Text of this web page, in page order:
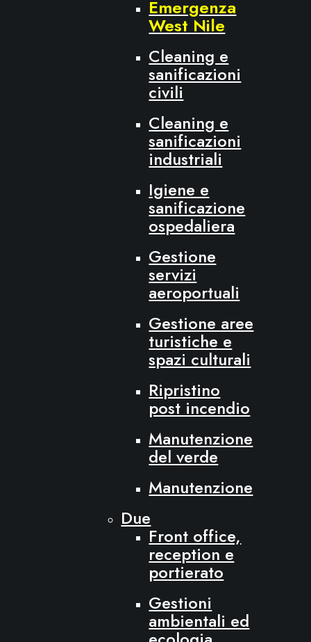
Emergenza
West Nile
Cleaning e
sanificazioni
civili
Cleaning e
sanificazioni
industriali
Igiene e
sanificazione
ospedaliera
Gestione
servizi
aeroportuali
Gestione aree
turistiche e
spazi culturali
Ripristino
post incendio
Manutenzione
del verde
Manutenzione
Due
Front office,
reception e
portierato
Gestioni
ambientali ed